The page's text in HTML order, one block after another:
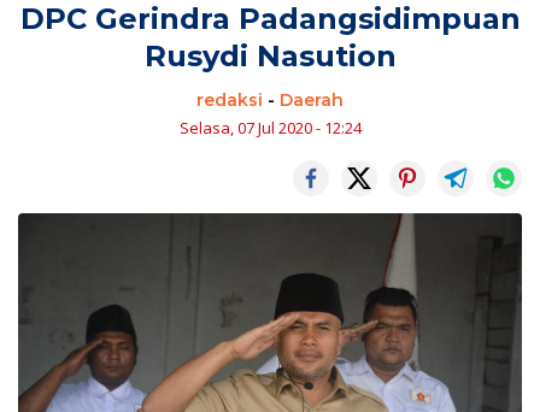
DPC Gerindra Padangsidimpuan
Rusydi Nasution
redaksi - Daerah
Selasa, 07 Jul 2020 - 12:24